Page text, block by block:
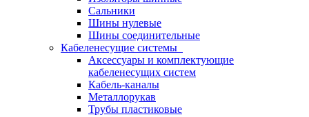
Сальники
Шины нулевые
Шины соединительные
Кабеленесущие системы
Аксессуары и комплектующие
кабеленесущих систем
Кабель-каналы
Металлорукав
Трубы пластиковые